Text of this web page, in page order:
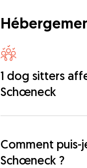
1 dog sitters
Schœneck
Comment puis-
Schœneck ?